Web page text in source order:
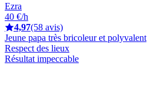
Ezra
40 €/h
4,97(58 avis)
Jeune papa très bricoleur et polyvalent
Respect des lieux
Résultat impeccable